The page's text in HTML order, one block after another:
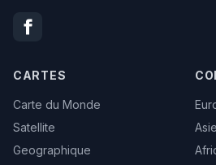
CARTES
Carte du Monde
Satellite
Geographique
Asie